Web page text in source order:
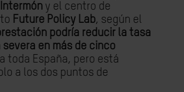
y el centro de
Future Policy Lab, según el
podría reducir la tasa
severa en más de cinco
toda España, pero está
a los dos puntos de